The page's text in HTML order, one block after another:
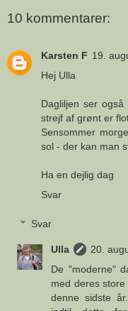
10 kommentarer:
Karsten F 19.
Hej Ulla
Dagliljen ser
strejf af grønt er
Sensommer
sol - der kan man
Ha en dejlig dag
Svar
Svar
Ulla
20.
De "moderne"
med deres
denne sidste